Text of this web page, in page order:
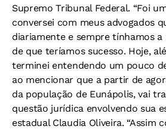
Supremo Tribunal Federal. “Foi
conversei com meus advogados
diariamente e sempre tínhamos a
de que teríamos sucesso. Hoje,
terminei entendendo um pouco
ao mencionar que a partir de
da população de Eunápolis, vai
questão jurídica envolvendo sua
estadual Claudia Oliveira. “Assim